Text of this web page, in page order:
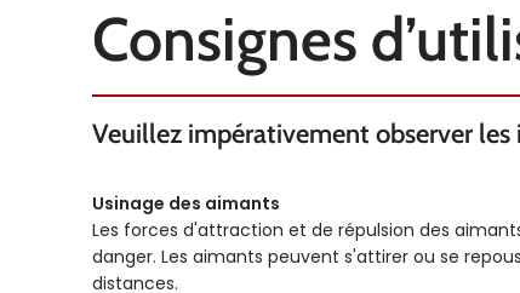
Consignes
Veuillez impérativement observer
Usinage des aimants
Les forces d'attraction et de répulsion des
danger. Les aimants peuvent s'attirer ou se
distances.